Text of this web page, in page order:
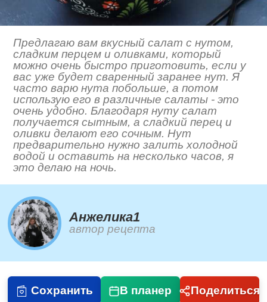
Предлагаю вам вкусный салат с нутом,
сладким перцем и оливками, который
можно очень быстро приготовить, если у
вас уже будет сваренный заранее нут. Я
часто варю нута побольше, а потом
использую его в различные салаты - это
очень удобно. Благодаря нуту салат
получается сытным, а сладкий перец и
оливки делают его сочным. Нут
предварительно нужно залить холодной
водой и оставить на несколько часов, я
это делаю на ночь.
Анжелика1
автор рецепта
Сохранить В планер Поделиться